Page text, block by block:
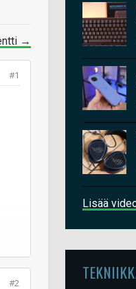
→
#1
#2
Lisää